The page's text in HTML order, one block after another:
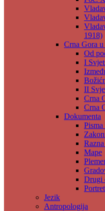
1918)
Crna Gora
Od
I
II
Crna
Crna
Dokumenta
Mape
Drugi
Jezik
Antropologija